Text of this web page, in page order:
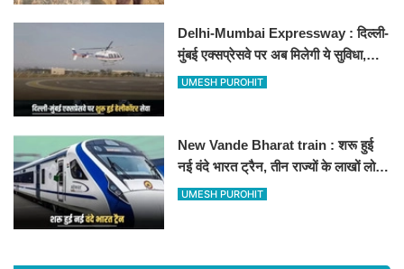
Delhi-Mumbai Expressway : दिल्ली-
मुंबई एक्सप्रेसवे पर अब मिलेगी ये सुविधा,
हेलीकॉप्टर सर्विस से तुरंत घायल पहुंचेगा
UMESH PUROHIT
New Vande Bharat train : शरू हुई
नई वंदे भारत ट्रैन, तीन राज्यों के लाखों लोगों
का सफर होगा आसान, देखें पूरा रूटमैप
UMESH PUROHIT